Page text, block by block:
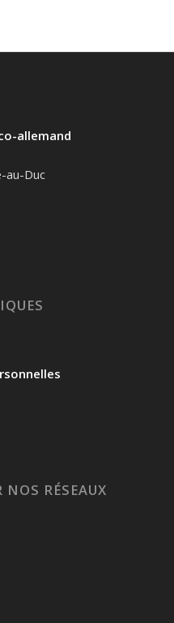
allemand
au-Duc
NOS RÉSEAUX